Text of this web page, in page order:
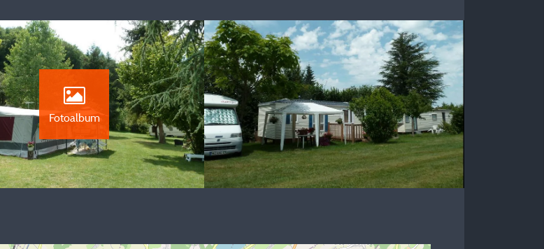
Fotoalbum